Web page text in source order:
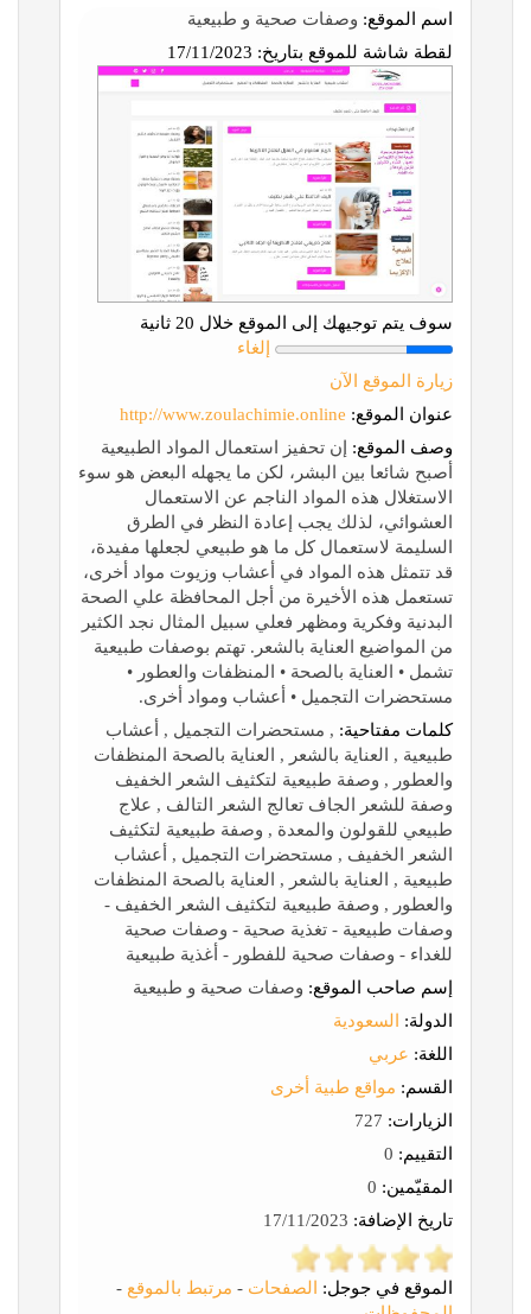
اسم الموقع: وصفات صحية و طبيعية
لقطة شاشة للموقع بتاريخ:
سوف يتم توجيهك إلى الموقع خلال 20 ثانية
إلغاء
زيارة الموقع الآن
عنوان الموقع: http://www.zoulachimie.online
وصف الموقع: إن تحفيز استعمال المواد الطبيعية
أصبح شائعا بين البشر، لكن ما يجهله البعض هو سوء
الاستغلال هذه المواد الناجم عن الاستعمال
العشوائي، لذلك يجب إعادة النظر في الطرق
السليمة لاستعمال كل ما هو طبيعي لجعلها مفيدة،
قد تتمثل هذه المواد في أعشاب وزيوت مواد أخرى،
تستعمل هذه الأخيرة من أجل المحافظة علي الصحة
البدنية وفكرية ومظهر فعلي سبيل المثال نجد الكثير
من المواضيع العناية بالشعر. تهتم بوصفات طبيعية
تشمل • العناية بالصحة • المنظفات والعطور •
مستحضرات التجميل • أعشاب ومواد أخرى.
كلمات مفتاحية: , مستحضرات التجميل , أعشاب
طبيعية , العناية بالشعر , العناية بالصحة المنظفات
والعطور , وصفة طبيعية لتكثيف الشعر الخفيف
وصفة للشعر الجاف تعالج الشعر التالف , علاج
طبيعي للقولون والمعدة , وصفة طبيعية لتكثيف
الشعر الخفيف , مستحضرات التجميل , أعشاب
طبيعية , العناية بالشعر , العناية بالصحة المنظفات
والعطور , وصفة طبيعية لتكثيف الشعر الخفيف -
وصفات طبيعية - تغذية صحية - وصفات صحية
للغداء - وصفات صحية للفطور - أغذية طبيعية
إسم صاحب الموقع: وصفات صحية و طبيعية
الدولة:
السعودية
اللغة: عربي
القسم: مواقع طبية أخرى
الزيارات:
التقييم:
المقيّمين:
تاريخ الإضافة:
الموقع في جوجل: الصفحات - مرتبط بالموقع -